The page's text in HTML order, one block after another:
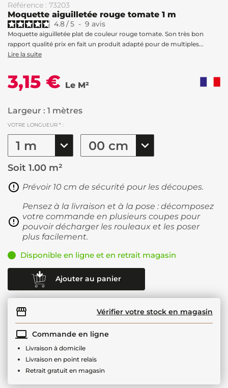
Référence : 73203
Moquette aiguilletée rouge tomate 1 m
4.8/5 - 9 avis
Moquette aiguilletée plat de couleur rouge tomate. Son très bon
rapport qualité prix en fait un produit adapté pour de multiples...
Lire la suite
3,15 € Le M²
Largeur : 1 mètres
VOTRE LONGUEUR * :
Soit 1.00 m²
Prévoir 10 cm de sécurité pour les découpes.
Pensez à la livraison et à la pose : décomposez
votre commande en plusieurs coupes pour
pouvoir décharger les rouleaux et les poser
plus facilement.
Disponible en ligne et en retrait magasin
Ajouter au panier
Vérifier votre stock en magasin
Commande en ligne
Livraison à domicile
Livraison en point relais
Retrait gratuit en magasin